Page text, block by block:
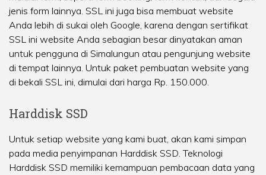
jenis form lainnya. SSL ini juga bisa membuat website
Anda lebih di sukai oleh Google, karena dengan sertifikat
SSL ini website Anda sebagian besar dinyatakan aman
untuk pengguna di Simalungun atau pengunjung website
di tempat lainnya. Untuk paket pembuatan website yang
di bekali SSL ini, dimulai dari harga Rp. 150.000.
Harddisk SSD
Untuk setiap website yang kami buat, akan kami simpan
pada media penyimpanan Harddisk SSD. Teknologi
Harddisk SSD memiliki kemampuan pembacaan data yang